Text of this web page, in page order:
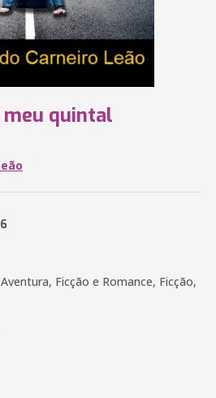
meu quintal
Ficção e Romance, Ficção,